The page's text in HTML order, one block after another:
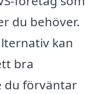
du behöver.
kan
bra
du förväntar